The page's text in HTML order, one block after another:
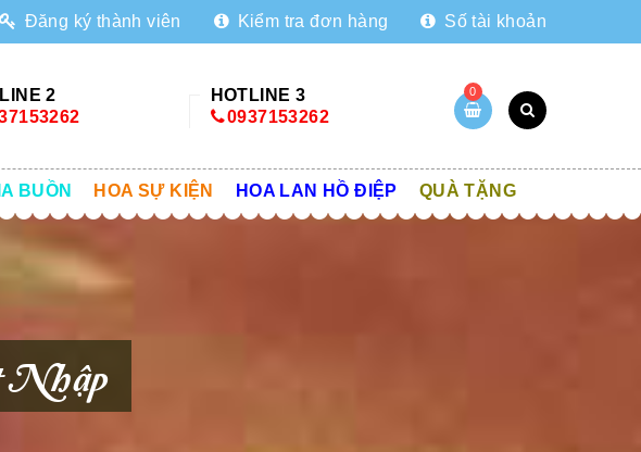
Đăng ký thành viên Kiểm tra đơn hàng Số tài khoản
2
HOTLINE 3
0937153262
0
BUỒN HOA SỰ KIỆN HOA LAN HỒ ĐIỆP QUÀ TẶNG
Nhập